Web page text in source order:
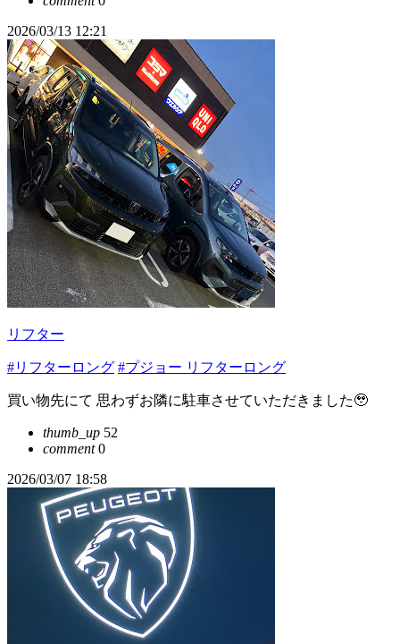
2026/03/13 12:21
リフター
#リフターロング #プジョー リフターロング
買い物先にて 思わずお隣に駐車させていただきました🥹
thumb_up 52
comment0
2026/03/07 18:58